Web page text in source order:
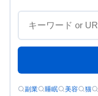
副業 睡眠 美容 猫